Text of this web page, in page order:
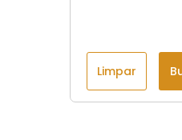
Limpar